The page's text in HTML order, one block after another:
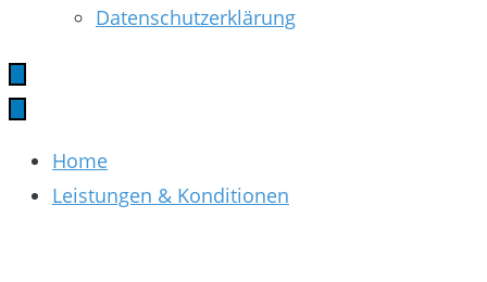
Datenschutzerklärung
Home
Leistungen & Konditionen